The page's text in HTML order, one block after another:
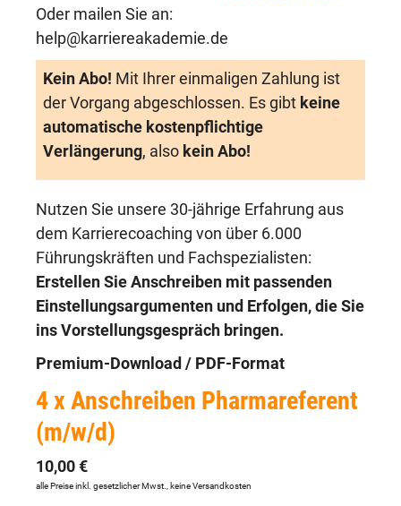
Oder mailen Sie an:
help@karriereakademie.de
Kein Abo! Mit Ihrer einmaligen Zahlung ist
der Vorgang abgeschlossen. Es gibt keine
automatische kostenpflichtige
Verlängerung, also kein Abo!
Nutzen Sie unsere 30-jährige Erfahrung aus
dem Karrierecoaching von über 6.000
Führungskräften und Fachspezialisten:
Erstellen Sie Anschreiben mit passenden
Einstellungsargumenten und Erfolgen, die Sie
ins Vorstellungsgespräch bringen.
Premium-Download / PDF-Format
4 x Anschreiben Pharmareferent
(m/w/d)
10,00 €
alle Preise inkl. gesetzlicher Mwst., keine Versandkosten